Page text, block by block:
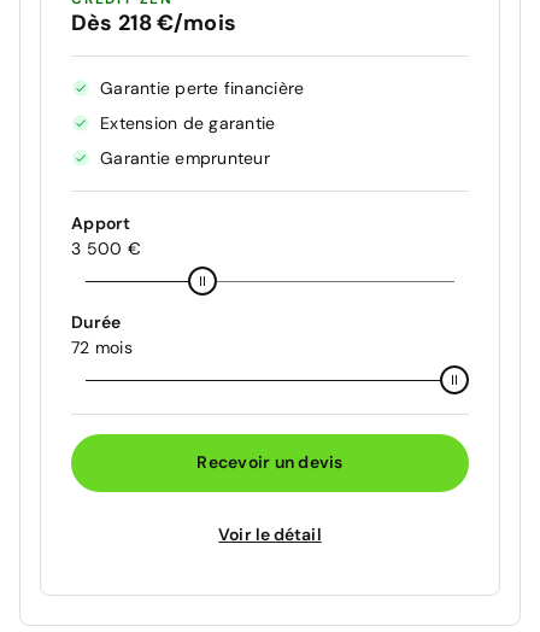
Dès 218 €/mois
Garantie perte financière
Extension de garantie
Garantie emprunteur
Apport
3 500 €
Durée
72 mois
Recevoir un devis
Voir le détail